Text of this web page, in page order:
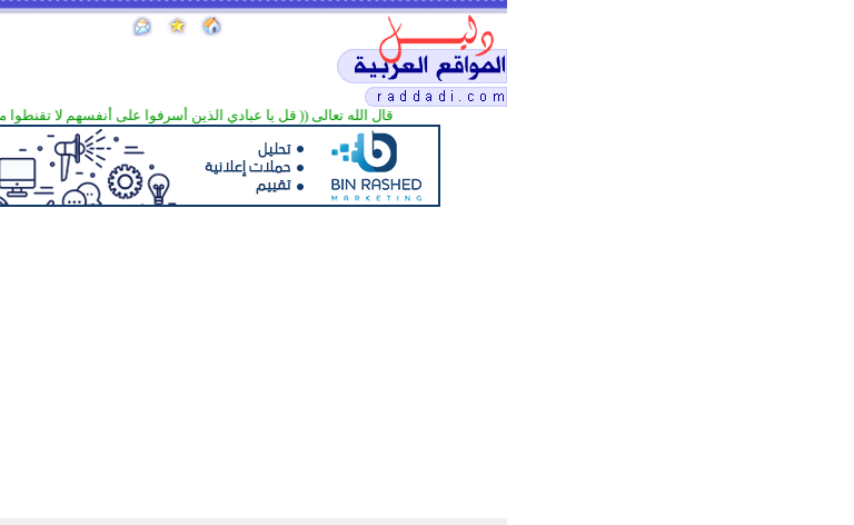
قال الله تعالى (( قل يا عبادي الذين أسرفوا على أنفسهم لا تقنطوا من رحمة